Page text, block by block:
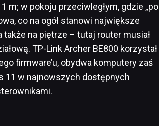
m; w pokoju przeciwległym, gdzie „po
co na ogół stanowi największe
na piętrze – tutaj router musiał
TP-Link Archer BE800 korzystał
firmware’u, obydwa komputery zaś
11 w najnowszych dostępnych